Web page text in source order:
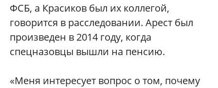
ФСБ, а Красиков был их коллегой,
говорится в расследовании. Арест был
произведен в 2014 году, когда
спецназовцы вышли на пенсию.
«Меня интересует вопрос о том, почему